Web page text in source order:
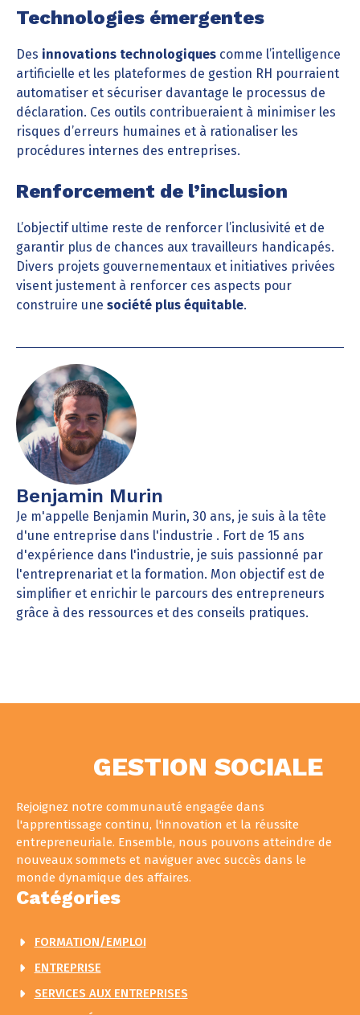
Technologies émergentes
Des innovations technologiques comme l’intelligence
artificielle et les plateformes de gestion RH pourraient
automatiser et sécuriser davantage le processus de
déclaration. Ces outils contribueraient à minimiser les
risques d’erreurs humaines et à rationaliser les
procédures internes des entreprises.
Renforcement de l’inclusion
L’objectif ultime reste de renforcer l’inclusivité et de
garantir plus de chances aux travailleurs handicapés.
Divers projets gouvernementaux et initiatives privées
visent justement à renforcer ces aspects pour
construire une société plus équitable.
Benjamin Murin
Je m'appelle Benjamin Murin, 30 ans, je suis à la tête
d'une entreprise dans l'industrie . Fort de 15 ans
d'expérience dans l'industrie, je suis passionné par
l'entreprenariat et la formation. Mon objectif est de
simplifier et enrichir le parcours des entrepreneurs
grâce à des ressources et des conseils pratiques.
GESTION SOCIALE
Rejoignez notre communauté engagée dans
l'apprentissage continu, l'innovation et la réussite
entrepreneuriale. Ensemble, nous pouvons atteindre de
nouveaux sommets et naviguer avec succès dans le
monde dynamique des affaires.
Catégories
FORMATION/EMPLOI
ENTREPRISE
SERVICES AUX ENTREPRISES